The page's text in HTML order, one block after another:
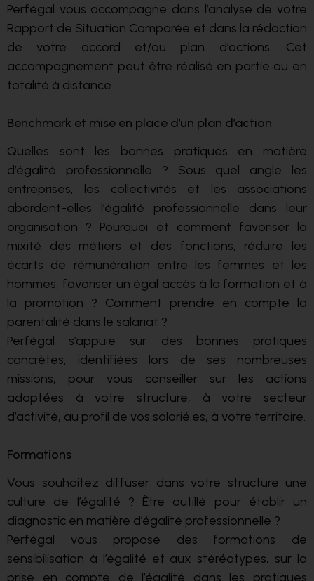
Perfégal vous accompagne dans l’analyse de votre
Rapport de Situation Comparée et dans la rédaction
de votre accord et/ou plan d’actions. Cet
accompagnement peut être réalisé en partie ou en
totalité à distance.
Benchmark et mise en place d’un plan d’action
Quelles sont les bonnes pratiques en matière
d’égalité professionnelle ? Sous quel angle les
entreprises, les collectivités et les associations
abordent-elles l’égalité professionnelle dans leur
organisation ? Pourquoi et comment favoriser la
mixité des métiers et des fonctions, réduire les
écarts de rémunération entre les femmes et les
hommes, favoriser un égal accès à la formation et à
la promotion ? Comment prendre en compte la
parentalité dans le salariat ?
Perfégal s’appuie sur des bonnes pratiques
concrètes, identifiées lors de ses nombreuses
missions, pour vous conseiller sur les actions
adaptées à votre structure, à votre secteur
d’activité, au profil de vos salarié.es, à votre territoire.
Formations
Vous souhaitez diffuser dans votre structure une
culture de l’égalité ? Être outillé pour établir un
diagnostic en matière d’égalité professionnelle ?
Perfégal vous propose des formations de
sensibilisation à l’égalité et aux stéréotypes, sur la
prise en compte de l’égalité dans les pratiques